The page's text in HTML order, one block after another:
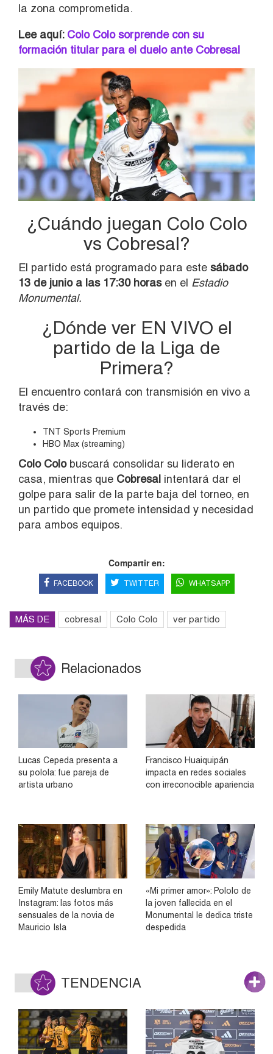
la zona comprometida.
Lee aquí: Colo Colo sorprende con su
formación titular para el duelo ante Cobresal
¿Cuándo juegan Colo Colo
vs Cobresal?
El partido está programado para este sábado
13 de junio a las 17:30 horasen el Estadio
Monumental.
¿Dónde ver EN VIVO el
partido de la Liga de
Primera?
El encuentro contará con transmisión en vivo a
través de:
TNT Sports Premium
HBO Max (streaming)
Colo Colobuscará consolidar su liderato en
casa, mientras que Cobresal intentará dar el
golpe para salir de la parte baja del torneo, en
un partido que promete intensidad y necesidad
para ambos equipos.
Compartir en:
FACEBOOK TWITTER WHATSAPP
MÁS DE cobresal Colo Colo ver partido
Relacionados
Lucas Cepeda presenta a
su polola: fue pareja de
artista urbano
Francisco Huaiquipán
impacta en redes sociales
con irreconocible apariencia
Emily Matute deslumbra en
Instagram: las fotos más
sensuales de la novia de
Mauricio Isla
«Mi primer amor»: Pololo de
la joven fallecida en el
Monumental le dedica triste
despedida
TENDENCIA